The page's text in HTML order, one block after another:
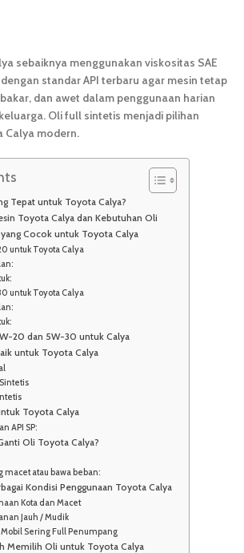
sebaiknya menggunakan viskositas SAE
standar API terbaru agar mesin tetap
dan awet dalam penggunaan harian
Oli full sintetis menjadi pilihan
Calya modern.
Tepat untuk Toyota Calya?
Toyota Calya dan Kebutuhan Oli
Cocok untuk Toyota Calya
untuk Toyota Calya
untuk Toyota Calya
20 dan 5W-30 untuk Calya
untuk Toyota Calya
Toyota Calya
API SP:
Oli Toyota Calya?
macet atau bawa beban:
Kondisi Penggunaan Toyota Calya
Kota dan Macet
Jauh / Mudik
Mobil Sering Full Penumpang
Memilih Oli untuk Toyota Calya